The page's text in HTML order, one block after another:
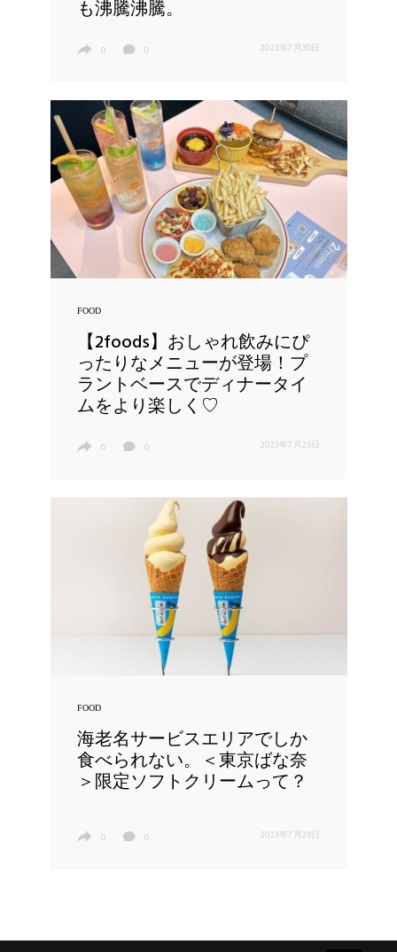
も沸騰沸騰。
0 0 2023年7月30日
FOOD
【2foods】おしゃれ飲みにぴ
ったりなメニューが登場！プ
ラントベースでディナータイ
ムをより楽しく♡
0 0 2023年7月29日
FOOD
海老名サービスエリアでしか
食べられない。＜東京ばな奈
＞限定ソフトクリームって？
0 0 2023年7月28日